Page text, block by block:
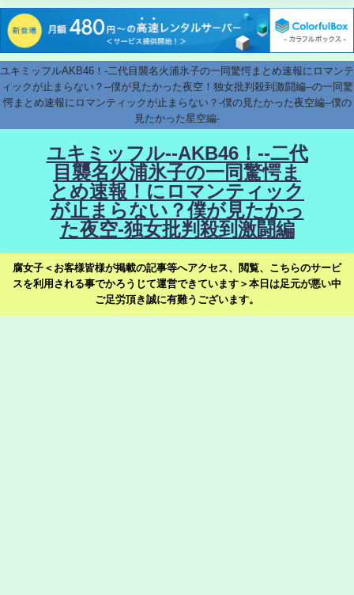
ユキミッフルAKB46！-二代目襲名火浦氷子の一同驚愕まとめ速報にロマンテ
ィックが止まらない？--僕が見たかった夜空！独女批判殺到激闘編--の一同驚
愕まとめ速報にロマンティックが止まらない？-僕の見たかった夜空編--僕の
見たかった星空編-
ユキミッフル--AKB46！--二代
目襲名火浦氷子の一同驚愕ま
とめ速報！にロマンティック
が止まらない？僕が見たかっ
た夜空-独女批判殺到激闘編
腐女子＜お客様皆様が掲載の記事等へアクセス、閲覧、こちらのサービ
スを利用される事でかろうじて運営できています＞本日は足元が悪い中
ご足労頂き誠に有難うございます。